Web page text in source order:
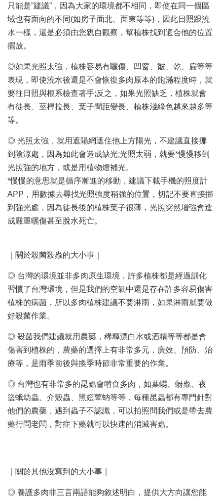
只能是”建議”，因為大家的環境都不相同，即使在同一個區
域也有面向的不同(如房子面北、面東等等)，因此日照跟澆
水一樣，還是必須由您親自觀察，幫植株找到適合他的位置
擺放。
◎如果光照太強，植株容易有曬傷、凹窗、皺、乾、扁等等
表現，即使澆水後還是不會恢復多肉原本的飽滿程度時，就
要往日照與根系檢查著手;反之，如果光照缺乏，植株就會
有徒長、莖桿拉長、葉子間距變長、植株淺綠色越來越多等
等。
◎ 光照太強，就用遮陽網遮住他上方陽光，不建議直接挪
到陰涼處，因為如此會造成缺光;光照太弱，就要*慢慢移到
光照強的地方，或是用植物燈補光。
*慢慢的意思就是循序漸進的移動，建議下載手機的照度計
APP，用數據去尋找光照強度稍強的位置，切記不要直接挪
到強光處，因為徒長後的植株葉子很薄，光照突然增強會造
成嚴重曬傷甚至脫水死亡。
｜關於殺菌殺蟲的大小事｜
◎ 台灣的環境並非多肉原生環境，許多植株都是經過訓化
習慣了台灣環境，但是我們的空氣中還是存在許多容易傷害
植株的病菌，所以多肉植株建議不要淋雨，如果淋雨就要做
好殺菌作業。
◎ 殺菌我們建議就用農藥，稀釋漂白水或酒精等等都是會
傷害到植株的，農藥的選擇上有非常多元，廣效、預防、治
療等，是雨季前後與換季時節非常重要的作業。
◎ 台灣也有非常多的昆蟲會啃食多肉，如葉螨、蚜蟲、夜
盜蛾幼蟲、介殼蟲、黑翅蕈蚋等等，每種昆蟲都有專門針對
他們的農藥，遇到蟲子不認識，可以拍照問我們或是帶去農
藥行問老闆，對症下藥就可以快速的消滅害蟲。
｜關於其他沒寫到的大小事｜
◎ 養護多肉非三言兩語能夠敘述明白，提供大方向讓您能